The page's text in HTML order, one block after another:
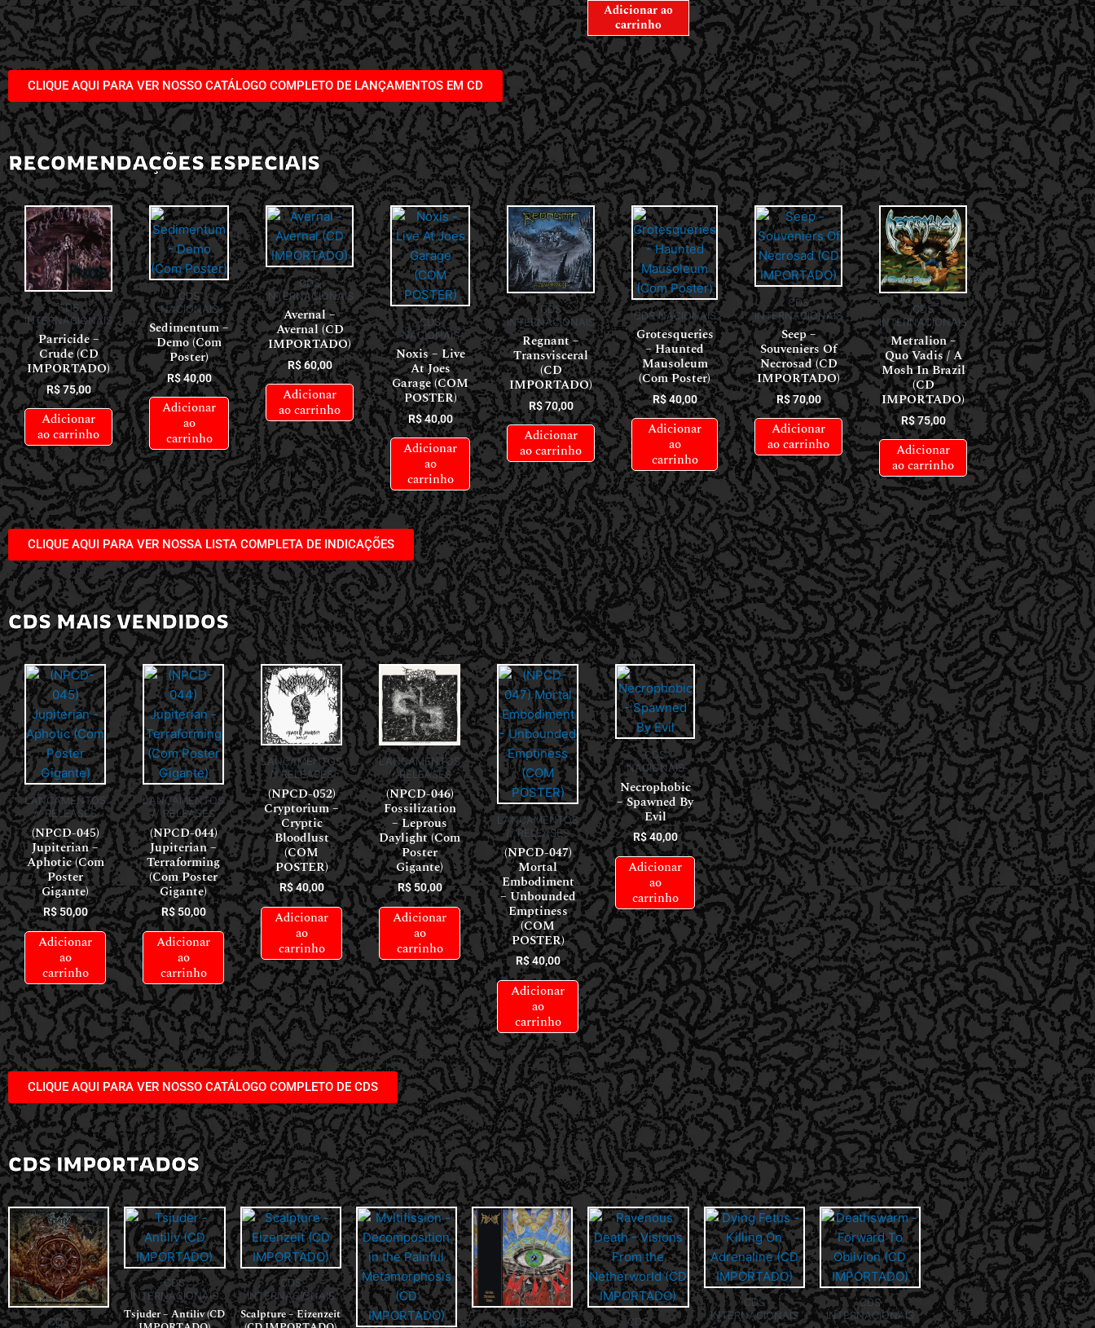
Adicionar ao
carrinho
CLIQUE AQUI PARA VER NOSSO CATÁLOGO COMPLETO DE LANÇAMENTOS EM CD
RECOMENDAÇÕES ESPECIAIS
CDS
INTERNACIONAIS
Parricide –
Crude (CD
IMPORTADO)
R$75,00
Adicionar
ao carrinho
CDS
NACIONAIS
Sedimentum –
Demo (Com
Poster)
R$40,00
Adicionar
ao
carrinho
CDS
INTERNACIONAIS
Avernal –
Avernal (CD
IMPORTADO)
R$60,00
Adicionar
ao carrinho
CDS
NACIONAIS
Noxis – Live
At Joes
Garage (COM
POSTER)
R$40,00
Adicionar
ao
carrinho
CDS
INTERNACIONAIS
Regnant –
Transvisceral
(CD
IMPORTADO)
R$70,00
Adicionar
ao carrinho
CDS NACIONAIS
Grotesqueries
– Haunted
Mausoleum
(Com Poster)
R$40,00
Adicionar
ao
carrinho
CDS
INTERNACIONAIS
Seep –
Souveniers Of
Necrosad (CD
IMPORTADO)
R$70,00
Adicionar
ao carrinho
CDS
INTERNACIONAIS
Metralion –
Quo Vadis / A
Mosh In Brazil
(CD
IMPORTADO)
R$75,00
Adicionar
ao carrinho
CLIQUE AQUI PARA VER NOSSA LISTA COMPLETA DE INDICAÇÕES
CDS MAIS VENDIDOS
LANÇAMENTOS
// RELEASES
(NPCD-045)
Jupiterian –
Aphotic (Com
Poster
Gigante)
R$50,00
Adicionar
ao
carrinho
LANÇAMENTOS
// RELEASES
(NPCD-044)
Jupiterian –
Terraforming
(Com Poster
Gigante)
R$50,00
Adicionar
ao
carrinho
LANÇAMENTOS
// RELEASES
(NPCD-052)
Cryptorium –
Cryptic
Bloodlust
(COM
POSTER)
R$40,00
Adicionar
ao
carrinho
LANÇAMENTOS
// RELEASES
(NPCD-046)
Fossilization
– Leprous
Daylight (Com
Poster
Gigante)
R$50,00
Adicionar
ao
carrinho
LANÇAMENTOS
// RELEASES
(NPCD-047)
Mortal
Embodiment
– Unbounded
Emptiness
(COM
POSTER)
R$40,00
Adicionar
ao
carrinho
CDS
NACIONAIS
Necrophobic
– Spawned By
Evil
R$40,00
Adicionar
ao
carrinho
CLIQUE AQUI PARA VER NOSSO CATÁLOGO COMPLETO DE CDS
CDS IMPORTADOS
CDS
CDS
INTERNACIONAIS
Tsjuder – Antiliv (CD
CDS
INTERNACIONAIS
Scalpture – Eizenzeit
CDS CDS
CDS
INTERNACIONAIS
CDS
INTERNACIONAIS